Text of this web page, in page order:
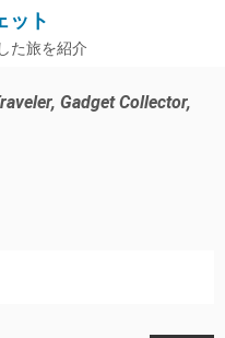
ット
た旅を紹介
Gadget Collector,